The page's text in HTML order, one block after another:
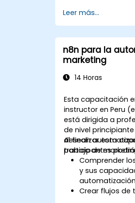
específicos.
Probar y
controlado.
Implementar y
personalizados
producción.
Leer más...
n8n para la
marketing
14 Horas
Esta capacitación
instructor en Peru
está dirigida a
de nivel
desean
trabajo de
Al finalizar esta
participantes
Comprender
y sus
Crear flujos de